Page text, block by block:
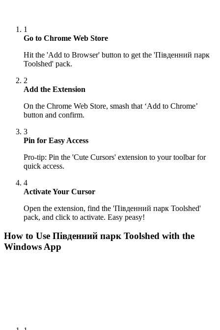
1
Go to Chrome Web Store
Hit the 'Add to Browser' button to get the 'Південний парк
Toolshed' pack.
2
Add the Extension
On the Chrome Web Store, smash that ‘Add to Chrome’
button and confirm.
3
Pin for Easy Access
Pro-tip: Pin the 'Cute Cursors' extension to your toolbar for
quick access.
4
Activate Your Cursor
Open the extension, find the 'Південний парк Toolshed'
pack, and click to activate. Easy peasy!
How to Use Південний парк Toolshed with the
Windows App